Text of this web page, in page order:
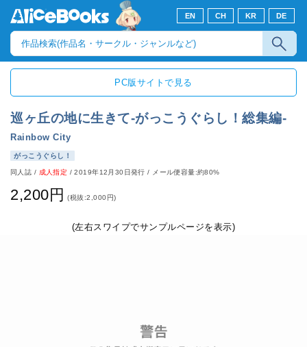
EN CH KR DE
PC版サイトで見る
巡ヶ丘の地に生きて-がっこうぐらし！総集編-
Rainbow City
がっこうぐらし！
同人誌 / 成人指定 /2019年12月30日発行 / メール便容量:約80%
2,200円 (税抜:2,000円)
(左右スワイプでサンプルページを表示)